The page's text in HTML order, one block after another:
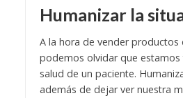
Humanizar la
A la hora de vender productos
podemos olvidar que
salud de un paciente.
además de dejar ver nuestra